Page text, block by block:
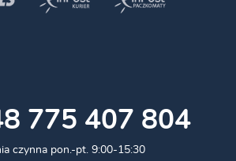
775 407 804
czynna pon.-pt. 9:00-15:30